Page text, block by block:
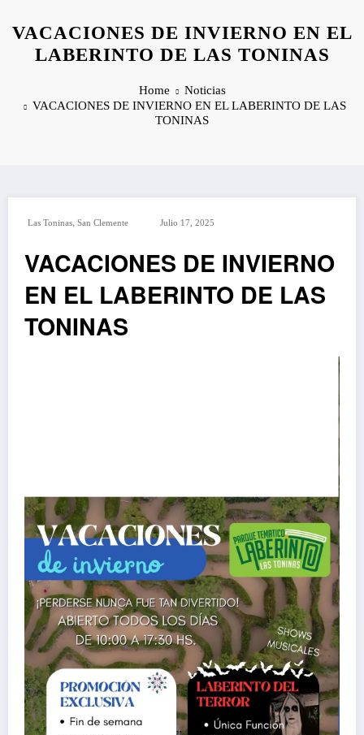
VACACIONES DE INVIERNO EN EL
LABERINTO DE LAS TONINAS
Home
Noticias
VACACIONES DE INVIERNO EN EL LABERINTO DE LAS
TONINAS
Las Toninas, San Clemente Julio 17, 2025
VACACIONES DE INVIERNO
EN EL LABERINTO DE LAS
TONINAS